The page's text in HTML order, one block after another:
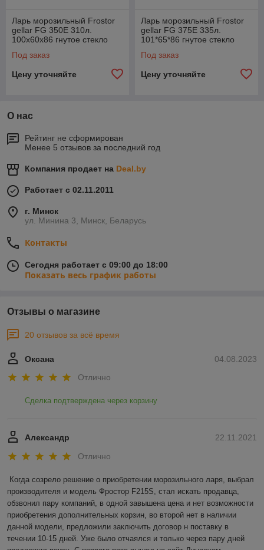
Ларь морозильный Frostor
gellar FG 350E 310л.
100х60х86 гнутое стекло
Под заказ
Цену уточняйте
Ларь морозильный Frostor
gellar FG 375E 335л.
101*65*86 гнутое стекло
Под заказ
Цену уточняйте
О нас
Рейтинг не сформирован
Менее 5 отзывов за последний год
Компания продает на Deal.by
Работает с 02.11.2011
г. Минск
ул. Минина 3, Минск, Беларусь
Контакты
Сегодня работает с 09:00 до 18:00
Показать весь график работы
Отзывы о магазине
20 отзывов за всё время
04.08.2023
Оксана
Отлично
Сделка подтверждена через корзину
22.11.2021
Александр
Отлично
Когда созрело решение о приобретении морозильного ларя, выбрал
производителя и модель Фростор F215S, стал искать продавца,
обзвонил пару компаний, в одной завышена цена и нет возможности
приобретения дополнительных корзин, во второй нет в наличии
данной модели, предложили заключить договор н поставку в
течении 10-15 дней. Уже было отчаялся и только через пару дней